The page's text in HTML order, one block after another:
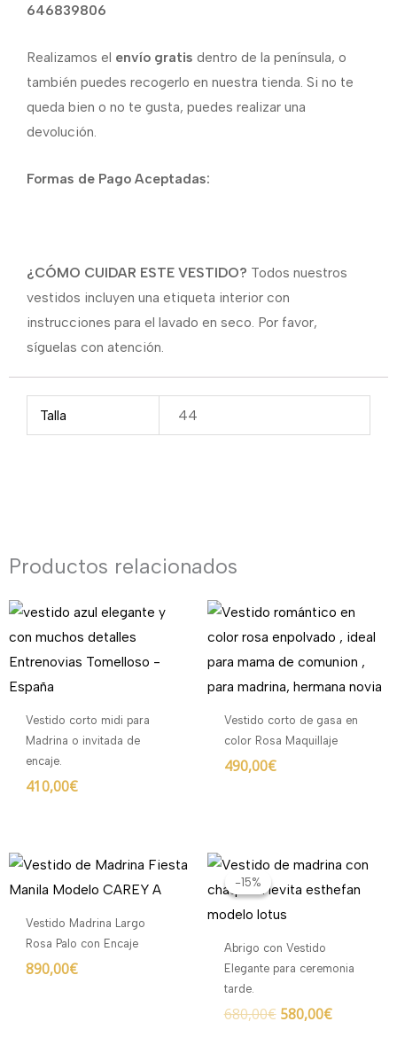
646839806
Realizamos el envío gratis dentro de la península, o
también puedes recogerlo en nuestra tienda. Si no te
queda bien o no te gusta, puedes realizar una
devolución.
Formas de Pago Aceptadas:
¿CÓMO CUIDAR ESTE VESTIDO? Todos nuestros
vestidos incluyen una etiqueta interior con
instrucciones para el lavado en seco. Por favor,
síguelas con atención.
Talla 44
Productos relacionados
Vestido corto midi para
Madrina o invitada de
encaje.
410,00€
Vestido corto de gasa en
color Rosa Maquillaje
490,00€
Vestido Madrina Largo
Rosa Palo con Encaje
890,00€
-15%
-15%
Abrigo con Vestido
Elegante para ceremonia
tarde.
680,00€
El
original
era:
580,00€
El
actual